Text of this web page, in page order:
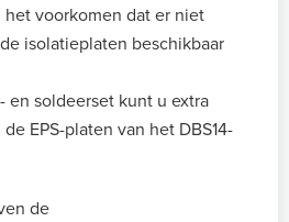
voorkomen dat er niet
isolatieplaten beschikbaar
en soldeerset kunt u extra
EPS-platen van het DBS14-
de